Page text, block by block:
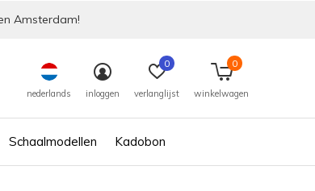
Schaalmodellen Kadobon
nederlands inloggen verlanglijst
0
winkelwagen
0
Amsterdam!